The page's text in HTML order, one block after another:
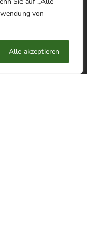
von
Alle akzeptieren
>